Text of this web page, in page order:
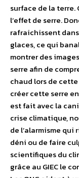
surface de la terre.
l’effet de serre.
rafraichissent
glaces, ce qui
montrer des
serre afin de
chaud lors de
créer cette serre
est fait avec la
crise climatique,
de l’alarmisme qui
déni ou de faire
scientifiques du
grâce au GIEC le